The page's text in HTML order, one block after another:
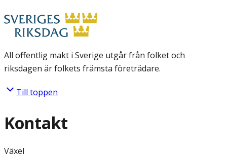
All offentlig makt i Sverige utgår från folket och
riksdagen är folkets främsta företrädare.
Till toppen
Kontakt
Växel